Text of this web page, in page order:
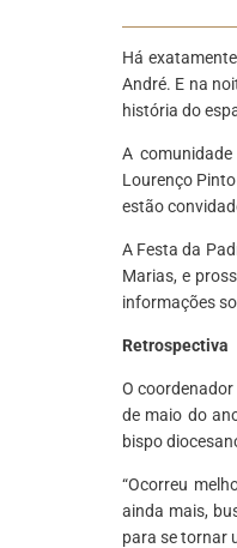
Há
André. E na
história do
A
Lourenço
estão
A Festa da
Marias, e
informações
Retrospectiva
O
de maio do
bispo
“Ocorreu
ainda mais,
para se tornar